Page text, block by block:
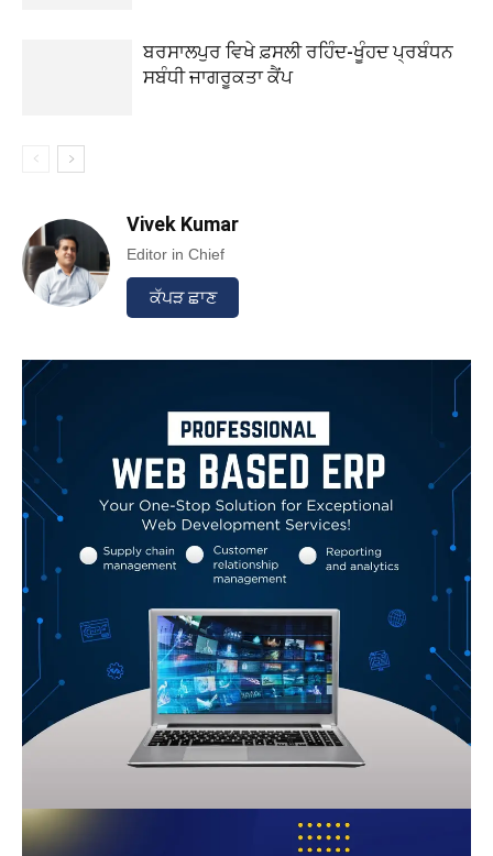
ਬਰਸਾਲਪੁਰ ਵਿਖੇ ਫ਼ਸਲੀ ਰਹਿੰਦ-ਖੂੰਹਦ ਪ੍ਰਬੰਧਨ
ਸਬੰਧੀ ਜਾਗਰੂਕਤਾ ਕੈਂਪ
Vivek Kumar
Editor in Chief
ਕੱਪੜ ਛਾਣ